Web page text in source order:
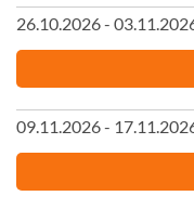
26.10.2026 -
09.11.2026 -